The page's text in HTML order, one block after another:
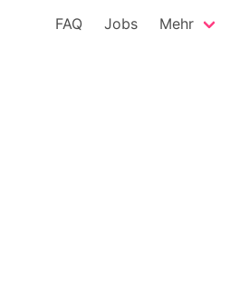
FAQ Jobs Mehr